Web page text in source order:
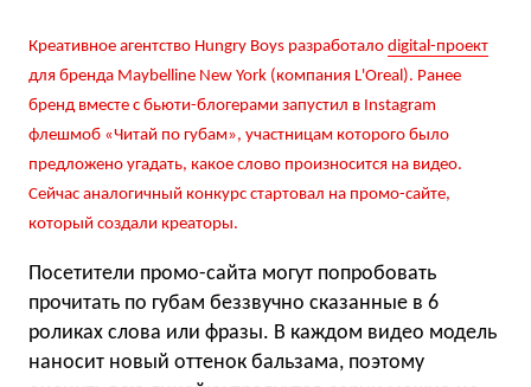
Креативное агентство Hungry Boys разработало digital-проект
для бренда Maybelline New York (компания L'Oreal). Ранее
бренд вместе с бьюти-блогерами запустил в Instagram
флешмоб «Читай по губам», участницам которого было
предложено угадать, какое слово произносится на видео.
Сейчас аналогичный конкурс стартовал на промо-сайте,
который создали креаторы.
Посетители промо-сайта могут попробовать
прочитать по губам беззвучно сказанные в 6
роликах слова или фразы. В каждом видео модель
наносит новый оттенок бальзама, поэтому